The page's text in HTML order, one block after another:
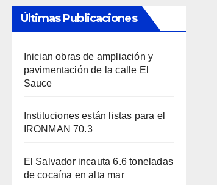
Últimas Publicaciones
Inician obras de ampliación y
pavimentación de la calle El
Sauce
Instituciones están listas para el
IRONMAN 70.3
El Salvador incauta 6.6 toneladas
de cocaína en alta mar